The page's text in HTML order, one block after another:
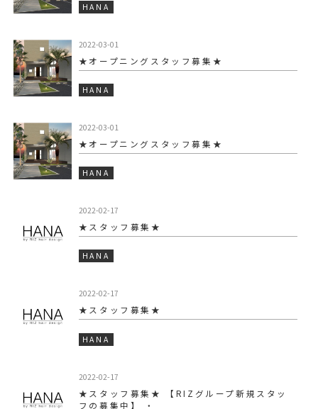
HANA
2022-03-01
★オープニングスタッフ募集★
HANA
2022-03-01
★オープニングスタッフ募集★
HANA
2022-02-17
★スタッフ募集★
HANA
2022-02-17
★スタッフ募集★
HANA
2022-02-17
★スタッフ募集★ 【RIZグループ新規スタッ
フの募集中】 ・